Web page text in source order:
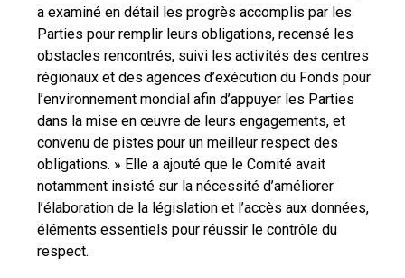
a examiné en détail les progrès accomplis par les
Parties pour remplir leurs obligations, recensé les
obstacles rencontrés, suivi les activités des centres
régionaux et des agences d’exécution du Fonds pour
l’environnement mondial afin d’appuyer les Parties
dans la mise en œuvre de leurs engagements, et
convenu de pistes pour un meilleur respect des
obligations. » Elle a ajouté que le Comité avait
notamment insisté sur la nécessité d’améliorer
l’élaboration de la législation et l’accès aux données,
éléments essentiels pour réussir le contrôle du
respect.